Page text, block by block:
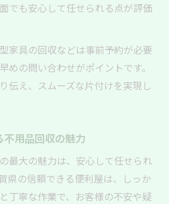
でも安心して任せられる点が評価
家具の回収などは事前予約が必要
めの問い合わせがポイントです。
伝え、スムーズな片付けを実現し
用品回収の魅力
最大の魅力は、安心して任せられ
県の信頼できる便利屋は、しっか
丁寧な作業で、お客様の不安や疑